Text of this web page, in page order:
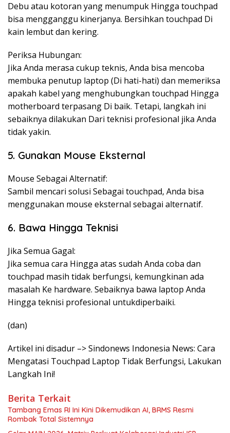
Debu atau kotoran yang menumpuk Hingga touchpad
bisa mengganggu kinerjanya. Bersihkan touchpad Di
kain lembut dan kering.
Periksa Hubungan:
Jika Anda merasa cukup teknis, Anda bisa mencoba
membuka penutup laptop (Di hati-hati) dan memeriksa
apakah kabel yang menghubungkan touchpad Hingga
motherboard terpasang Di baik. Tetapi, langkah ini
sebaiknya dilakukan Dari teknisi profesional jika Anda
tidak yakin.
5. Gunakan Mouse Eksternal
Mouse Sebagai Alternatif:
Sambil mencari solusi Sebagai touchpad, Anda bisa
menggunakan mouse eksternal sebagai alternatif.
6. Bawa Hingga Teknisi
Jika Semua Gagal:
Jika semua cara Hingga atas sudah Anda coba dan
touchpad masih tidak berfungsi, kemungkinan ada
masalah Ke hardware. Sebaiknya bawa laptop Anda
Hingga teknisi profesional untukdiperbaiki.
(dan)
Artikel ini disadur –> Sindonews Indonesia News: Cara
Mengatasi Touchpad Laptop Tidak Berfungsi, Lakukan
Langkah Ini!
Berita Terkait
Tambang Emas RI Ini Kini Dikemudikan AI, BRMS Resmi
Rombak Total Sistemnya